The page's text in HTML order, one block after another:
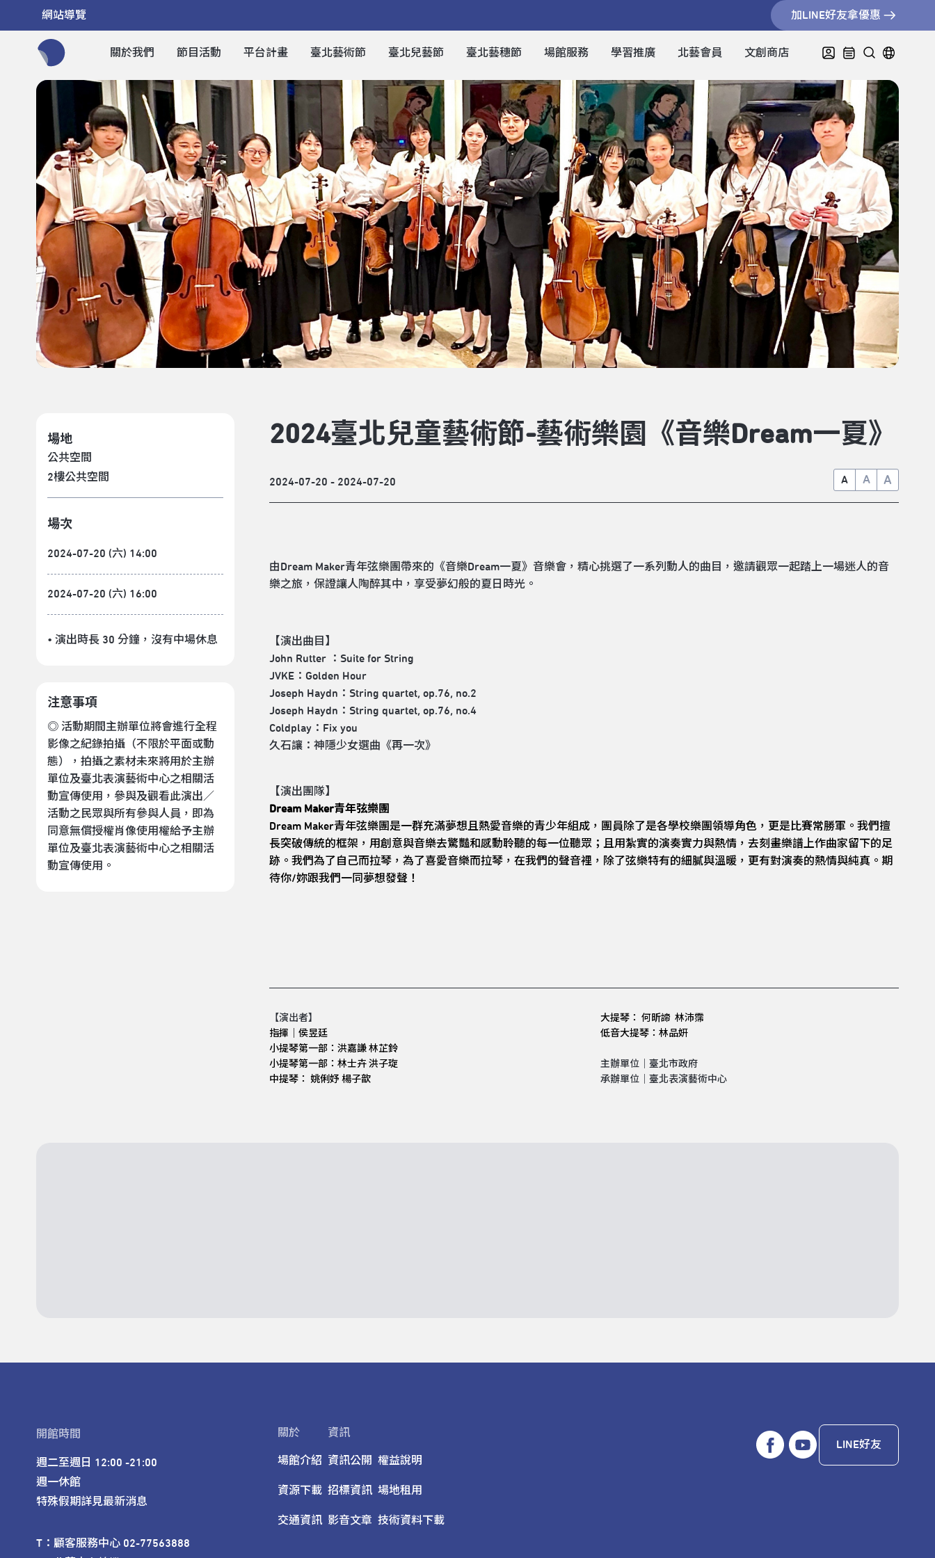
網站導覽 加LINE好友拿優惠
關於我們 節目活動 平台計畫 臺北藝術節 臺北兒藝節 臺北藝穗節 場館服務 學習推廣 北藝會員 文創商店
場地
公共空間
2樓公共空間
場次
2024-07-20 (六) 14:00
2024-07-20 (六) 16:00
• 演出時長 30 分鐘 ，沒有中場休息
注意事項
◎ 活動期間主辦單位將會進行全程
影像之紀錄拍攝（不限於平面或動
態），拍攝之素材未來將用於主辦
單位及臺北表演藝術中心之相關活
動宣傳使用，參與及觀看此演出／
活動之民眾與所有參與人員，即為
同意無償授權肖像使用權給予主辦
單位及臺北表演藝術中心之相關活
動宣傳使用。
2024臺北兒童藝術節-藝術樂園《音樂Dream一夏》
2024-07-20 - 2024-07-20 A A A
由Dream Maker青年弦樂團帶來的《音樂Dream一夏》音樂會，精心挑選了一系列動人的曲目，邀請觀眾一起踏上一場迷人的音
樂之旅，保證讓人陶醉其中，享受夢幻般的夏日時光。
【演出曲目】
John Rutter ：Suite for String
JVKE：Golden Hour
Joseph Haydn：String quartet, op.76, no.2
Joseph Haydn：String quartet, op.76, no.4
Coldplay：Fix you
久石讓：神隱少女選曲《再一次》
【演出團隊】
Dream Maker青年弦樂團
Dream Maker青年弦樂團是一群充滿夢想且熱愛音樂的青少年組成，團員除了是各學校樂團領導角色，更是比賽常勝軍。我們擅
長突破傳統的框架，用創意與音樂去驚豔和感動聆聽的每一位聽眾；且用紮實的演奏實力與熱情，去刻畫樂譜上作曲家留下的足
跡。我們為了自己而拉琴，為了喜愛音樂而拉琴，在我們的聲音裡，除了弦樂特有的細膩與溫暖，更有對演奏的熱情與純真。期
待你/妳跟我們一同夢想發聲！
【演出者】
指揮│侯昱廷
小提琴第一部：洪嘉謙 林芷鈴
小提琴第一部：林士卉 洪子琁
中提琴： 姚俐妤 楊子歆
大提琴： 何昕諦 林沛霈
低音大提琴：林品妍
主辦單位｜臺北市政府
承辦單位｜臺北表演藝術中心
開館時間
週二至週日 12:00 -21:00
週一休館
特殊假期詳見最新消息
T：顧客服務中心 02-77563888
關於
場館介紹
資源下載
交通資訊
資訊
資訊公開
招標資訊
影音文章
權益說明
場地租用
技術資料下載
LINE好友